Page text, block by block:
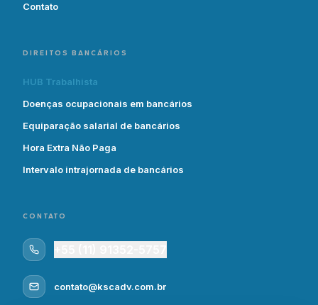
Contato
DIREITOS BANCÁRIOS
HUB Trabalhista
Doenças ocupacionais em bancários
Equiparação salarial de bancários
Hora Extra Não Paga
Intervalo intrajornada de bancários
CONTATO
contato@kscadv.com.br